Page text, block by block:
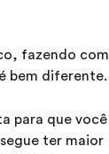
fazendo com
bem diferente.
para que você
ter maior